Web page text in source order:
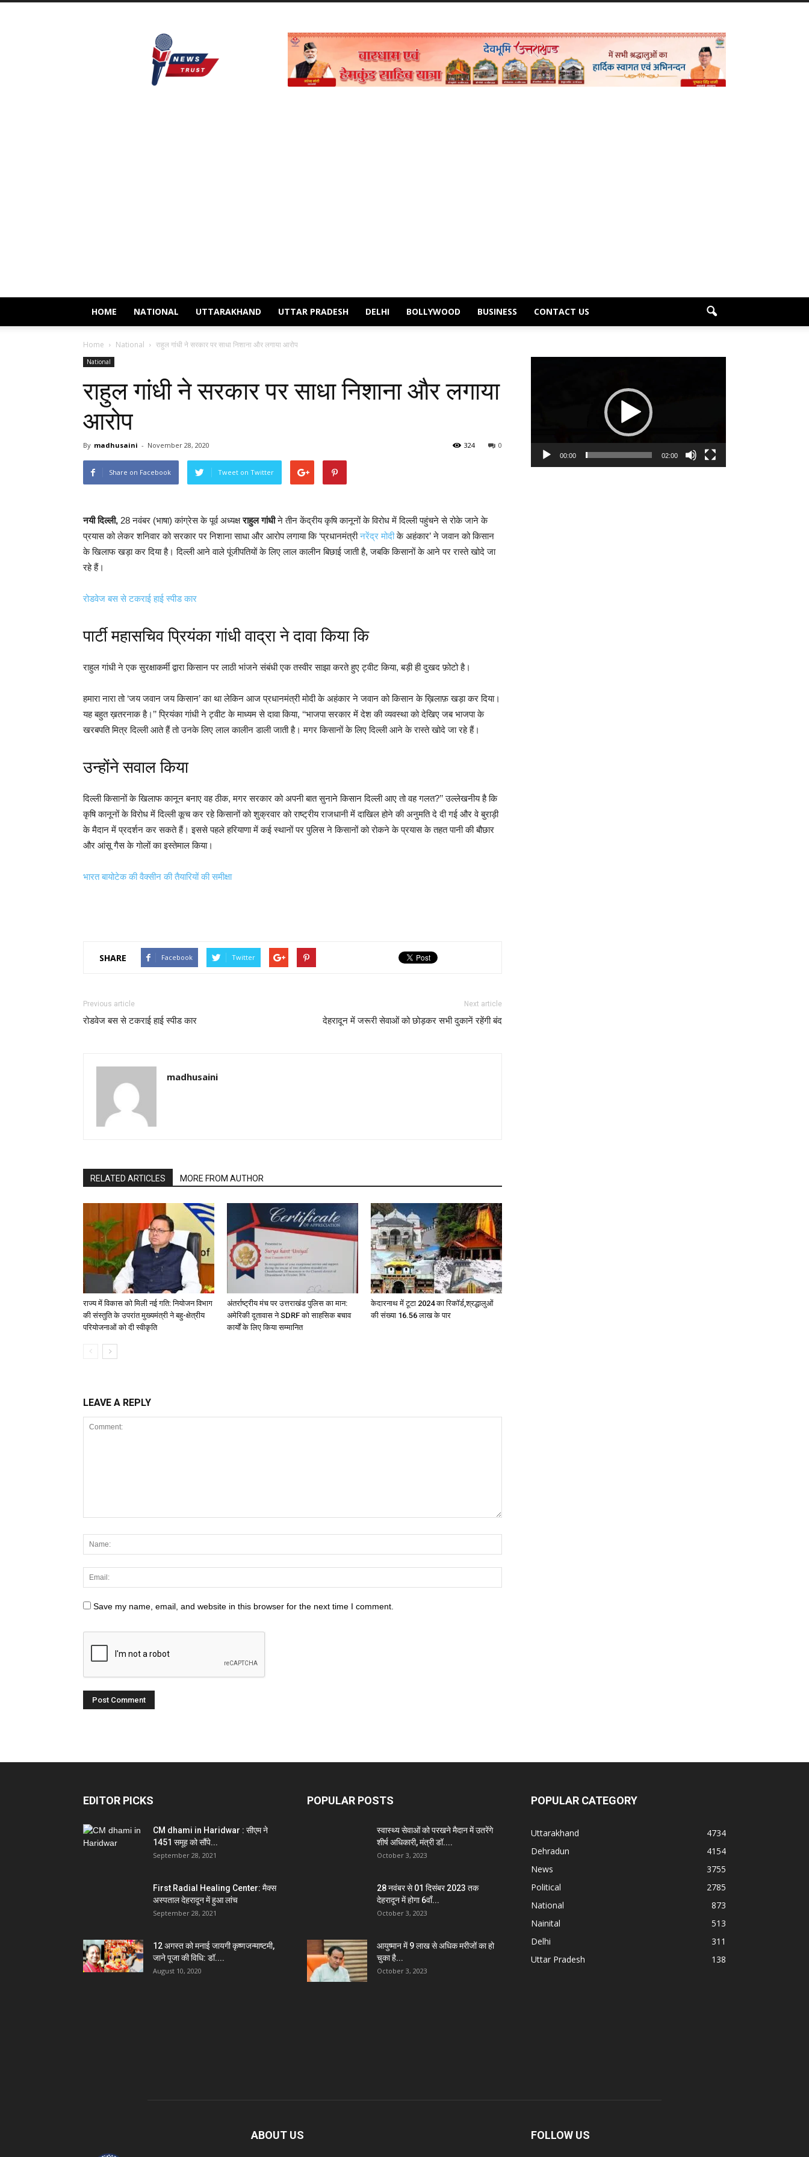
Newstrust.live
HOME NATIONAL UTTARAKHAND UTTAR PRADESH DELHI BOLLYWOOD BUSINESS CONTACT US
Home National राहुल गांधी ने सरकार पर साधा निशाना और लगाया आरोप
National
राहुल गांधी ने सरकार पर साधा निशाना और लगाया
आरोप
By madhusaini - November 28, 2020 0
324
Share on Facebook Tweet on Twitter
नयी दिल्ली, 28 नवंबर (भाषा) कांग्रेस के पूर्व अध्यक्षराहुल गांधीने तीन केंद्रीय कृषि कानूनों के विरोध में दिल्ली पहुंचने से रोके जाने के
प्रयास को लेकर शनिवार को सरकार पर निशाना साधा और आरोप लगाया कि ‘प्रधानमंत्रीनरेंद्र मोदीके अहंकार’ ने जवान को किसान
के खिलाफ खड़ा कर दिया है। दिल्ली आने वाले पूंजीपतियों के लिए लाल कालीन बिछाई जाती है, जबकि किसानों के आने पर रास्ते खोदे जा
रहे हैं।
रोडवेज बस से टकराई हाई स्पीड कार
पार्टी महासचिव प्रियंका गांधी वाद्रा ने दावा किया कि
राहुल गांधी ने एक सुरक्षाकर्मी द्वारा किसान पर लाठी भांजने संबंधी एक तस्वीर साझा करते हुए ट्वीट किया, बड़ी ही दुखद फ़ोटो है।
हमारा नारा तो ‘जय जवान जय किसान’ का था लेकिन आज प्रधानमंत्री मोदी के अहंकार ने जवान को किसान के ख़िलाफ़ खड़ा कर दिया।
यह बहुत ख़तरनाक है।’’ प्रियंका गांधी ने ट्वीट के माध्यम से दावा किया, ‘‘भाजपा सरकार में देश की व्यवस्था को देखिए जब भाजपा के
खरबपति मित्र दिल्ली आते हैं तो उनके लिए लाल कालीन डाली जाती है। मगर किसानों के लिए दिल्ली आने के रास्ते खोदे जा रहे हैं।
उन्होंने सवाल किया
दिल्ली किसानों के खिलाफ कानून बनाए वह ठीक, मगर सरकार को अपनी बात सुनाने किसान दिल्ली आए तो वह गलत?’’ उल्लेखनीय है कि
कृषि कानूनों के विरोध में दिल्ली कूच कर रहे किसानों को शुक्रवार को राष्ट्रीय राजधानी में दाखिल होने की अनुमति दे दी गई और वे बुराड़ी
के मैदान में प्रदर्शन कर सकते हैं। इससे पहले हरियाणा में कई स्थानों पर पुलिस ने किसानों को रोकने के प्रयास के तहत पानी की बौछार
और आंसू गैस के गोलों का इस्तेमाल किया।
भारत बायोटेक की वैक्सीन की तैयारियों की समीक्षा
SHARE Facebook Twitter
Previous article
रोडवेज बस से टकराई हाई स्पीड कार
Next article
देहरादून में जरूरी सेवाओं को छोड़कर सभी दुकानें रहेंगी बंद
madhusaini
RELATED ARTICLES MORE FROM AUTHOR
राज्य में विकास को मिली नई गति: नियोजन विभाग
की संस्तुति के उपरांत मुख्यमंत्री ने बहु-क्षेत्रीय
परियोजनाओं को दी स्वीकृति
अंतर्राष्ट्रीय मंच पर उत्तराखंड पुलिस का मान:
अमेरिकी दूतावास ने SDRF को साहसिक बचाव
कार्यों के लिए किया सम्मानित
केदारनाथ में टूटा 2024 का रिकॉर्ड,श्रद्धालुओं
की संख्या 16.56 लाख के पार
LEAVE A REPLY
Save my name, email, and website in this browser for the next time I comment.
00:00 02:00
EDITOR PICKS
CM dhami in Haridwar : सीएम ने
1451 समूह को सौंपे...
September 28, 2021
First Radial Healing Center: मैक्स
अस्पताल देहरादून में हुआ लांच
September 28, 2021
12 अगस्त को मनाई जायगी कृष्णजन्माष्टमी,
जाने पूजा की विधि: डॉ....
August 10, 2020
POPULAR POSTS
स्वास्थ्य सेवाओं को परखने मैदान में उतरेंगे
शीर्ष अधिकारी, मंत्री डॉ....
October 3, 2023
28 नवंबर से 01 दिसंबर 2023 तक
देहरादून में होगा 6वाँ...
October 3, 2023
आयुष्मान में 9 लाख से अधिक मरीजों का हो
चुका है...
October 3, 2023
POPULAR CATEGORY
Uttarakhand
4734
Dehradun
4154
News
3755
Political
2785
National
873
Nainital
513
Delhi
311
Uttar Pradesh
138
ABOUT US FOLLOW US